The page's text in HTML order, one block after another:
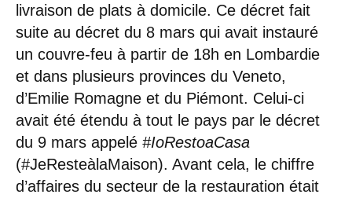
livraison de plats à domicile. Ce décret fait
suite au décret du 8 mars qui avait instauré
un couvre-feu à partir de 18h en Lombardie
et dans plusieurs provinces du Veneto,
d’Emilie Romagne et du Piémont. Celui-ci
avait été étendu à tout le pays par le décret
du 9 mars appelé #IoRestoaCasa
(#JeResteàlaMaison). Avant cela, le chiffre
d’affaires du secteur de la restauration était